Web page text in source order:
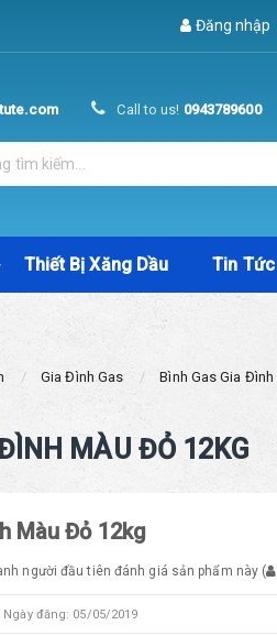
Đăng nhập
Call to us! 0943789600
Thiết Bị Xăng Dầu Tin Tức
Gia Đình Gas Bình Gas Gia
MÀU ĐỎ 12KG
Màu Đỏ 12kg
người đầu tiên đánh giá sản phẩm này (
Ngày đăng: 05/05/2019